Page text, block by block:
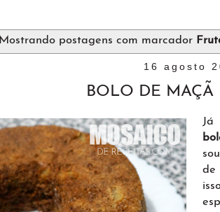
Mostrando postagens com marcador
16 agosto
BOLO DE MAÇÃ
Já
de